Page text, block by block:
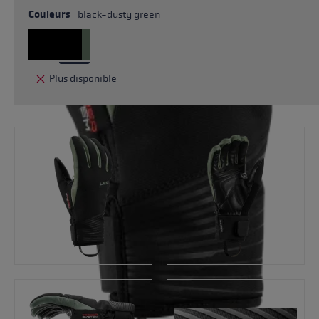
Couleurs black-dusty green
Plus disponible